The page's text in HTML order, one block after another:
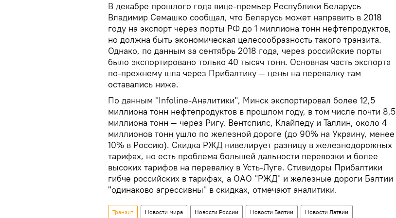
В декабре прошлого года вице-премьер Республики Беларусь
Владимир Семашко сообщал, что Беларусь может направить в 2018
году на экспорт через порты РФ до 1 миллиона тонн нефтепродуктов,
но должна быть экономическая целесообразность такого транзита.
Однако, по данным за сентябрь 2018 года, через российские порты
было экспортировано только 40 тысяч тонн. Основная часть экспорта
по-прежнему шла через Прибалтику — цены на перевалку там
оставались ниже.
По данным "Infoline-Аналитики", Минск экспортировал более 12,5
миллиона тонн нефтепродуктов в прошлом году, в том числе почти 8,5
миллиона тонн — через Ригу, Вентспилс, Клайпеду и Таллин, около 4
миллионов тонн ушло по железной дороге (до 90% на Украину, менее
10% в Россию). Скидка РЖД нивелирует разницу в железнодорожных
тарифах, но есть проблема большей дальности перевозки и более
высоких тарифов на перевалку в Усть-Луге. Стивидоры Прибалтики
гибче российских в тарифах, а ОАО "РЖД" и железные дороги Балтии
"одинаково агрессивны" в скидках, отмечают аналитики.
Транзит Новости мира Новости России Новости Балтии Новости Латвии